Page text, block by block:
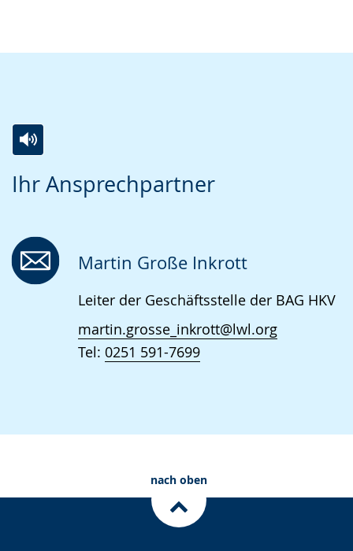
Ihr Ansprechpartner
Leichten
wechseln.
Audio-
Video
Deutscher
Gebärdensprache
wird
Martin Große Inkrott
Leiter der Geschäftsstelle der BAG HKV
martin.grosse_inkrott@lwl.org
Tel: 0251 591-7699
nach oben